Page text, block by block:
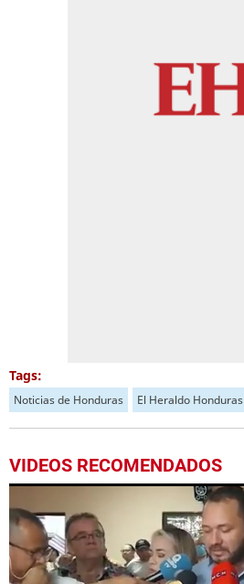
Tags:
Noticias de Honduras El Heraldo Honduras
VIDEOS RECOMENDADOS